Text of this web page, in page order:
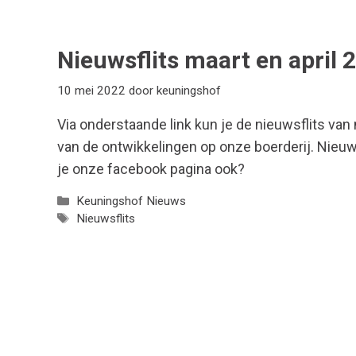
Nieuwsflits maart en april
10 mei 2022 door keuningshof
Via onderstaande link kun je de nieuwsflits
van de ontwikkelingen op onze boerderij.
je onze facebook pagina ook?
Categorieën
Keuningshof Nieuws
Tags
Nieuwsflits